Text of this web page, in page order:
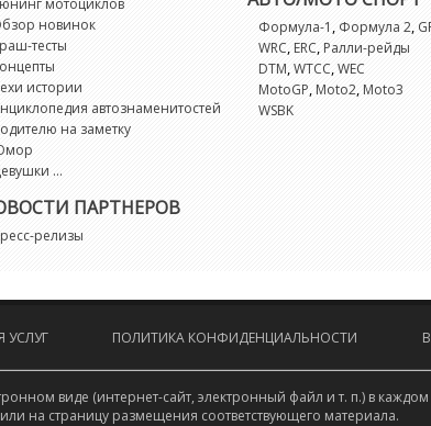
мотоциклов
новинок
тесты
истории
автознаменитостей
на заметку
...
ПАРТНЕРОВ
релизы
Формула-1 , Формула 2,
WRC,ERC,Ралли-рейды
DTM,WTCC,WEC
MotoGP,Moto2,Moto3
WSBK
УСЛУГ ПОЛИТИКА КОНФИДЕНЦИАЛЬНОСТИ
виде (интернет-сайт, электронный файл и т. п.) в
на страницу размещения соответствующего материала.